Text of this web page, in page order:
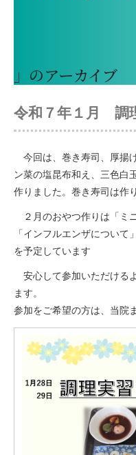
」のアーカイブ
令和７年１月 調
今回は、巻き寿司、厚揚
ン菜の塩昆布和え、三色白
作りました。巻き寿司は作
２月のおやつ作りは「ミ
「インフルエンザについて」
を予定しています
安心して参加いただける
ます。
参加をご希望の方は、当院